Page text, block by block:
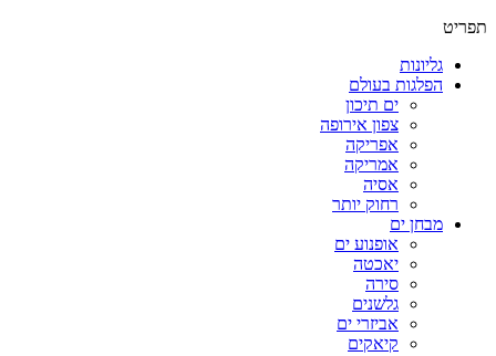
תפריט
גליונות
הפלגות בעולם
ים תיכון
צפון אירופה
אפריקה
אמריקה
אסיה
רחוק יותר
מבחן ים
אופנוע ים
יאכטה
סירה
גלשנים
אביזרי ים
קיאקים